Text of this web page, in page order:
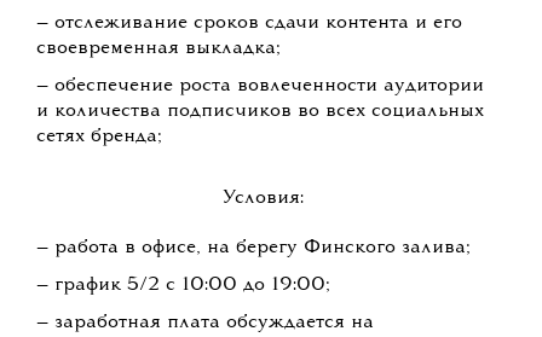
— отслеживание сроков сдачи контента и его
своевременная выкладка;
— обеспечение роста вовлеченности аудитории
и количества подписчиков во всех социальных
сетях бренда;
Условия:
— работа в офисе, на берегу Финского залива;
— график 5/2 с 10:00 до 19:00;
— заработная плата обсуждается на